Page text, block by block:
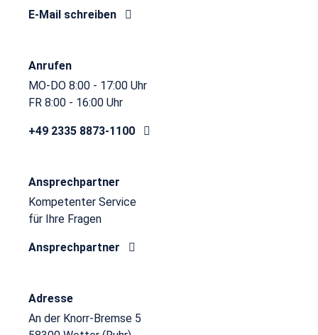
E-Mail schreiben
Anrufen
MO-DO 8:00 - 17:00 Uhr
FR 8:00 - 16:00 Uhr
+49 2335 8873-1100
Ansprechpartner
Kompetenter Service
für Ihre Fragen
Ansprechpartner
Adresse
An der Knorr-Bremse 5